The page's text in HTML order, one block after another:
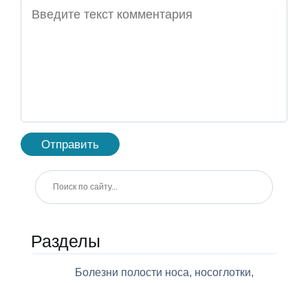
Разделы
Болезни полости носа, носоглотки,